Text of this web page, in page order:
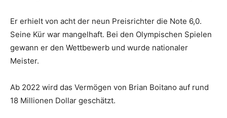
Er erhielt von acht der neun Preisrichter die Note 6,0.
Seine Kür war mangelhaft. Bei den Olympischen Spielen
gewann er den Wettbewerb und wurde nationaler
Meister.
Ab 2022 wird das Vermögen von Brian Boitano auf rund
18 Millionen Dollar geschätzt.